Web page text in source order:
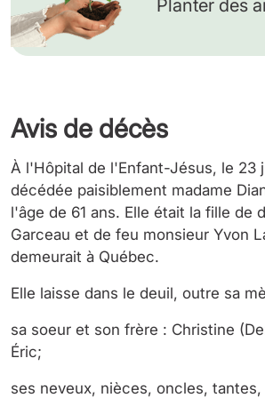
Planter des
Avis de décès
À l'Hôpital de l'Enfant-Jésus, le 23
décédée paisiblement madame
l'âge de 61 ans. Elle était la fille de
Garceau et de feu monsieur Yvon
demeurait à Québec.
Elle laisse dans le deuil, outre sa
sa soeur et son frère : Christine
Éric;
ses neveux, nièces, oncles,